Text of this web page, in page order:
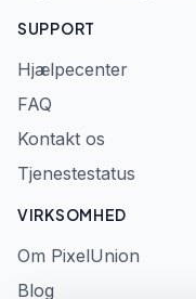
SUPPORT
Hjælpecenter
FAQ
Kontakt os
Tjenestestatus
VIRKSOMHED
Om PixelUnion
Blog